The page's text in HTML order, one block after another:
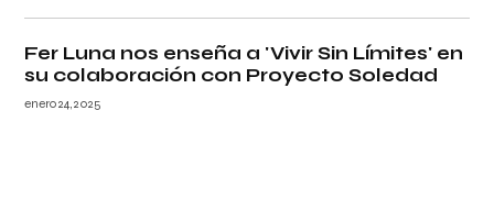
Fer Luna nos enseña a 'Vivir Sin Límites' en
su colaboración con Proyecto Soledad
enero 24, 2025